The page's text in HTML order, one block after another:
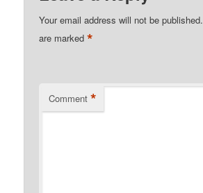
Your email address will not be published.
are marked*
Comment *